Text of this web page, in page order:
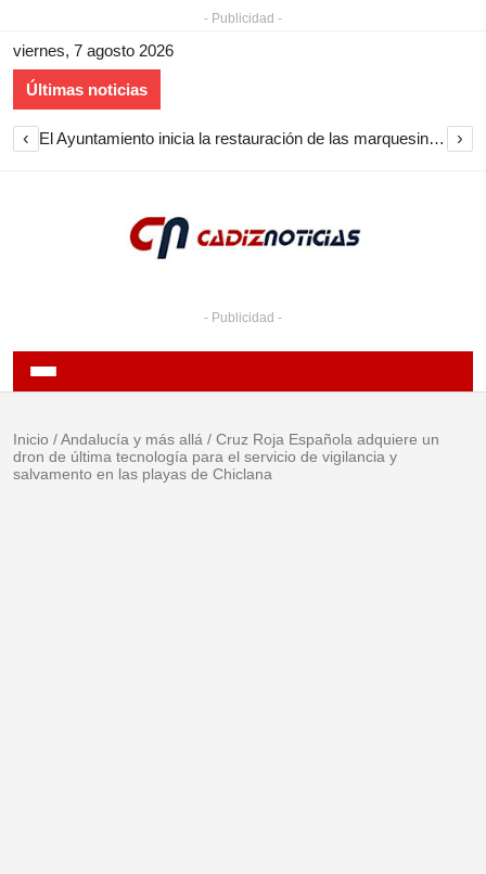
- Publicidad -
viernes, 7 agosto 2026
Últimas noticias
‹ El Ayuntamiento inicia la restauración de las marquesinas de Plaza Esteve para volver a instalarlas en el centro de Jerez ›
- Publicidad -
Inicio /Andalucía y más allá / Cruz Roja Española adquiere un
dron de última tecnología para el servicio de vigilancia y
salvamento en las playas de Chiclana